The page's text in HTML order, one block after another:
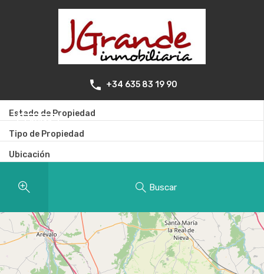
+34 635 83 19 90
Enviar
Estado de Propiedad
Tipo de Propiedad
Ubicación
Buscar